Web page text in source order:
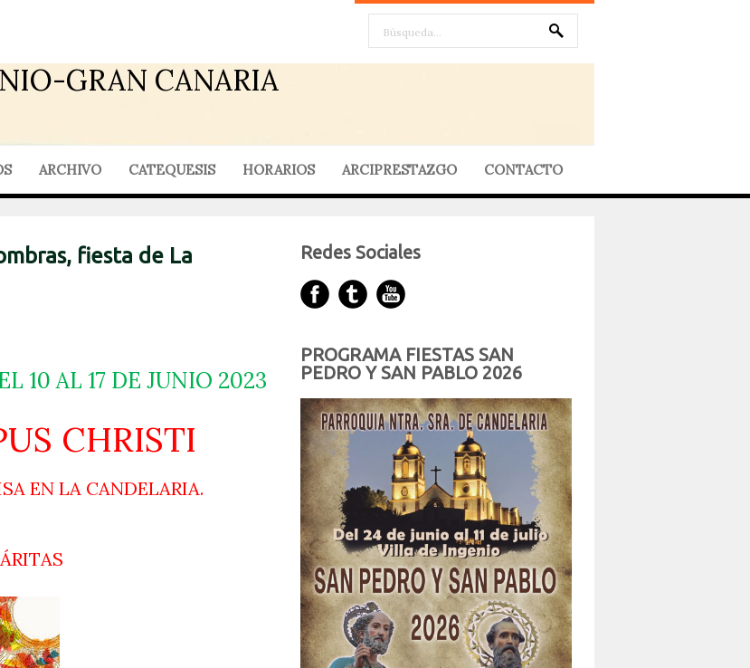
GRAN CANARIA
ARCHIVO CATEQUESIS HORARIOS ARCIPRESTAZGO CONTACTO
fiesta de La
10 AL 17 DE JUNIO 2023
CHRISTI
EN LA CANDELARIA.
Redes Sociales
PROGRAMA FIESTAS SAN
PEDRO Y SAN PABLO 2026